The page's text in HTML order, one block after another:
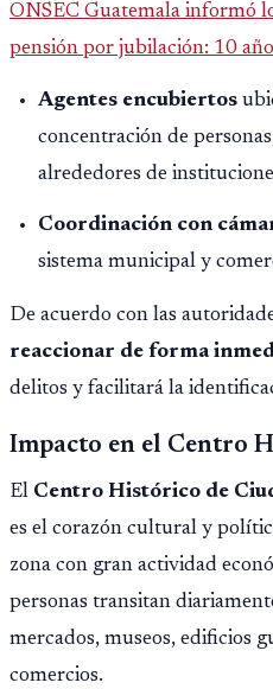
ONSEC Guatemala informó
pensión por jubilación: 10
Montepío y 50 años de edad,
importar edad.
Agentes encubiertos
concentración de
alrededores de
Coordinación con
sistema municipal y
De acuerdo con las
reaccionar de forma
delitos y facilitará la
Impacto en el Centro
El Centro Histórico de
es el corazón cultural y
zona con gran actividad
personas transitan
mercados, museos, edificios
comercios.